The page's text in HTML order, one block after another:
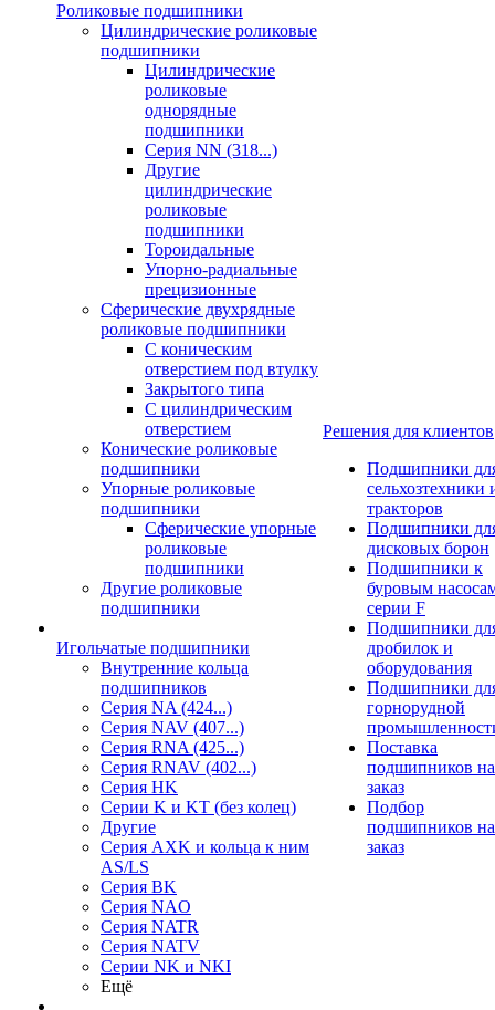
Роликовые подшипники
Цилиндрические роликовые
подшипники
Цилиндрические
роликовые
однорядные
подшипники
Серия NN (318...)
Другие
цилиндрические
роликовые
подшипники
Тороидальные
Упорно-радиальные
прецизионные
Сферические двухрядные
роликовые подшипники
С коническим
отверстием под втулку
Закрытого типа
С цилиндрическим
отверстием
Конические роликовые
подшипники
Упорные роликовые
подшипники
Сферические упорные
роликовые
подшипники
Другие роликовые
подшипники
Игольчатые подшипники
Внутренние кольца
подшипников
Серия NA (424...)
Серия NAV (407...)
Серия RNA (425...)
Серия RNAV (402...)
Серия HK
Серии K и KT (без колец)
Другие
Серия AXK и кольца к ним
AS/LS
Серия BK
Серия NAO
Серия NATR
Серия NATV
Серии NK и NKI
Ещё
Решения для клиентов
Подшипники
сельхозтехники
тракторов
Подшипники
дисковых борон
Подшипники к
буровым
серии F
Подшипники
дробилок и
оборудования
Подшипники
горнорудной
Поставка
подшипников на
заказ
Подбор
подшипников на
заказ